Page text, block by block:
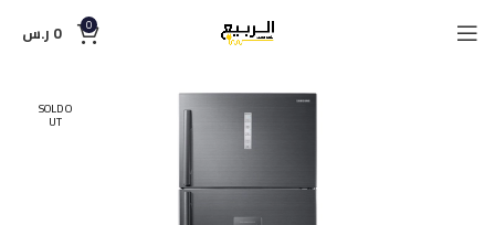
0
0 ر.س
SOLD O
UT